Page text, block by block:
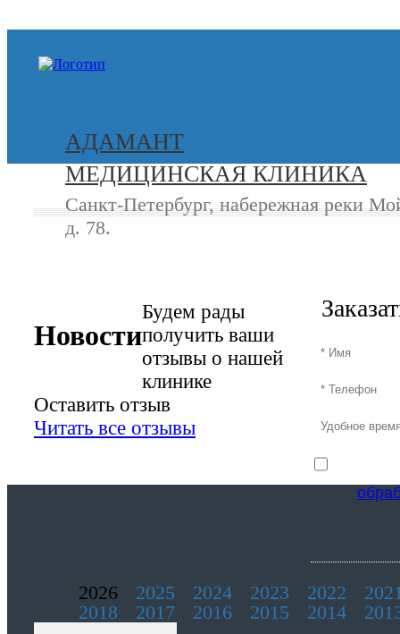
АДАМАНТ
МЕДИЦИНСКАЯ КЛИНИКА
Санкт-Петербург, набережная реки
д. 78.
Новости
2026 2025 2024 2023 2022
2018
2017 2016 2015 2014
Будем рады
получить ваши
отзывы о нашей
клинике
Оставить отзыв
Читать все отзывы